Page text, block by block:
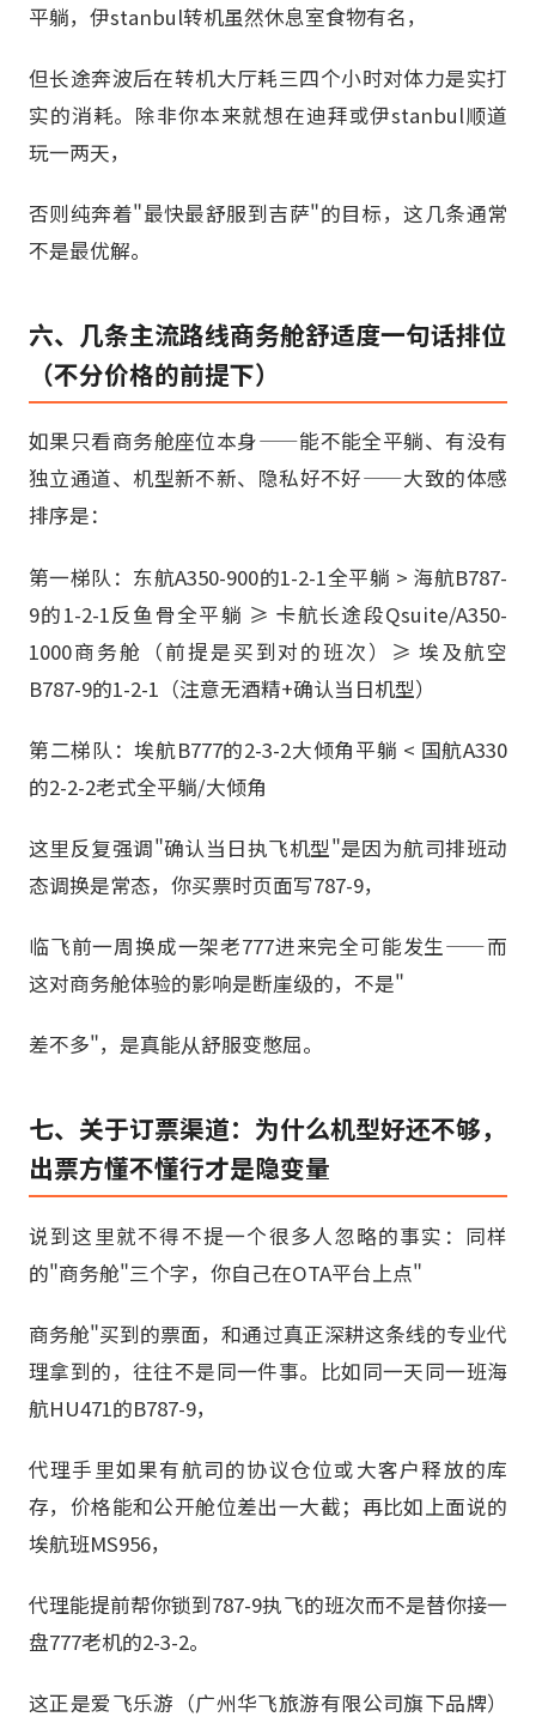
平躺，伊stanbul转机虽然休息室食物有名，
但长途奔波后在转机大厅耗三四个小时对体力是实打
实的消耗。除非你本来就想在迪拜或伊stanbul顺道
玩一两天，
否则纯奔着"最快最舒服到吉萨"的目标，这几条通常
不是最优解。
六、几条主流路线商务舱舒适度一句话排位
（不分价格的前提下）
如果只看商务舱座位本身——能不能全平躺、有没有
独立通道、机型新不新、隐私好不好——大致的体感
排序是：
第一梯队：东航A350-900的1-2-1全平躺 > 海航B787-
9的1-2-1反鱼骨全平躺 ≥ 卡航长途段Qsuite/A350-
1000商务舱（前提是买到对的班次）≥ 埃及航空
B787-9的1-2-1（注意无酒精+确认当日机型）
第二梯队：埃航B777的2-3-2大倾角平躺 < 国航A330
的2-2-2老式全平躺/大倾角
这里反复强调"确认当日执飞机型"是因为航司排班动
态调换是常态，你买票时页面写787-9，
临飞前一周换成一架老777进来完全可能发生——而
这对商务舱体验的影响是断崖级的，不是"
差不多"，是真能从舒服变憋屈。
七、关于订票渠道：为什么机型好还不够，
出票方懂不懂行才是隐变量
说到这里就不得不提一个很多人忽略的事实：同样
的"商务舱"三个字，你自己在OTA平台上点"
商务舱"买到的票面，和通过真正深耕这条线的专业代
理拿到的，往往不是同一件事。比如同一天同一班海
航HU471的B787-9，
代理手里如果有航司的协议仓位或大客户释放的库
存，价格能和公开舱位差出一大截；再比如上面说的
埃航班MS956，
代理能提前帮你锁到787-9执飞的班次而不是替你接一
盘777老机的2-3-2。
这正是爱飞乐游（广州华飞旅游有限公司旗下品牌）